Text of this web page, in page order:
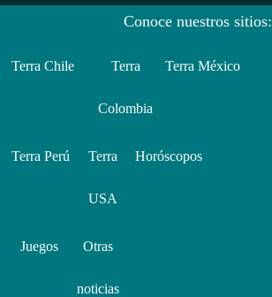
Conoce nuestros sitios:
Terra Chile Terra
Colombia
Terra México
Terra Perú Terra
USA
Horóscopos
Juegos Otras
noticias